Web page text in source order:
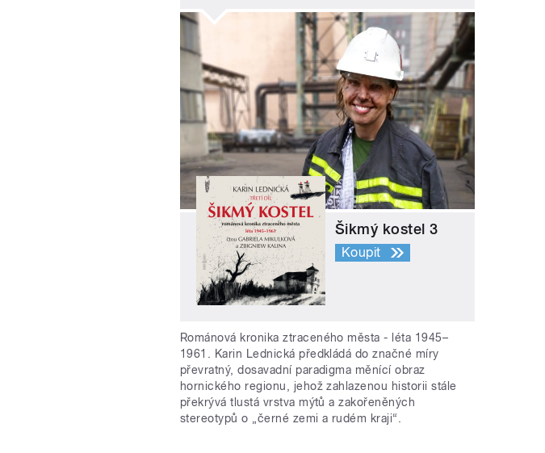
Šikmý kostel 3
Koupit
Románová kronika ztraceného města - léta 1945–
1961. Karin Lednická předkládá do značné míry
převratný, dosavadní paradigma měnící obraz
hornického regionu, jehož zahlazenou historii stále
překrývá tlustá vrstva mýtů a zakořeněných
stereotypů o „černé zemi a rudém kraji“.